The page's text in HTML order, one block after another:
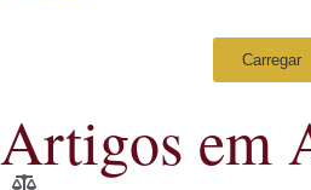
Carregar
Artigos em